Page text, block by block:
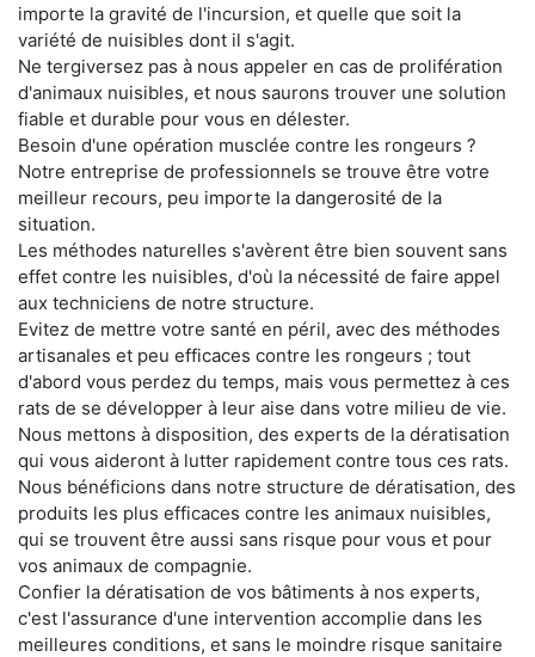
importe la gravité de l'incursion, et quelle que soit la
variété de nuisibles dont il s'agit.
Ne tergiversez pas à nous appeler en cas de prolifération
d'animaux nuisibles, et nous saurons trouver une solution
fiable et durable pour vous en délester.
Besoin d'une opération musclée contre les rongeurs ?
Notre entreprise de professionnels se trouve être votre
meilleur recours, peu importe la dangerosité de la
situation.
Les méthodes naturelles s'avèrent être bien souvent sans
effet contre les nuisibles, d'où la nécessité de faire appel
aux techniciens de notre structure.
Evitez de mettre votre santé en péril, avec des méthodes
artisanales et peu efficaces contre les rongeurs ; tout
d'abord vous perdez du temps, mais vous permettez à ces
rats de se développer à leur aise dans votre milieu de vie.
Nous mettons à disposition, des experts de la dératisation
qui vous aideront à lutter rapidement contre tous ces rats.
Nous bénéficions dans notre structure de dératisation, des
produits les plus efficaces contre les animaux nuisibles,
qui se trouvent être aussi sans risque pour vous et pour
vos animaux de compagnie.
Confier la dératisation de vos bâtiments à nos experts,
c'est l'assurance d'une intervention accomplie dans les
meilleures conditions, et sans le moindre risque sanitaire